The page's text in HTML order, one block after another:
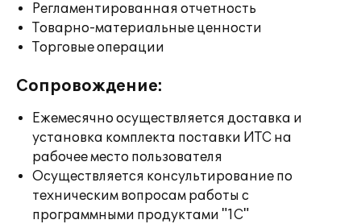
Регламентированная отчетность
Товарно-материальные ценности
Торговые операции
Сопровождение:
Ежемесячно осуществляется доставка и
установка комплекта поставки ИТС на
рабочее место пользователя
Осуществляется консультирование по
техническим вопросам работы с
программными продуктами "1С"